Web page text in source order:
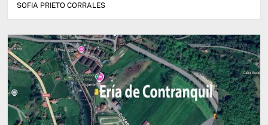
SOFIA PRIETO CORRALES